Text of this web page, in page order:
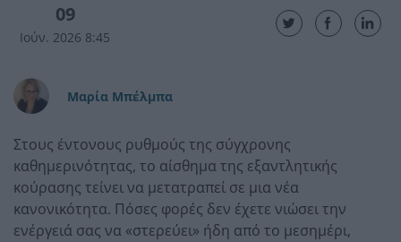
09
Ιούν. 2026 8:45
Μαρία Μπέλμπα
Στους έντονους ρυθμούς της σύγχρονης
καθημερινότητας, το αίσθημα της εξαντλητικής
κούρασης τείνει να μετατραπεί σε μια νέα
κανονικότητα. Πόσες φορές δεν έχετε νιώσει την
ενέργειά σας να «στερεύει» ήδη από το μεσημέρι,